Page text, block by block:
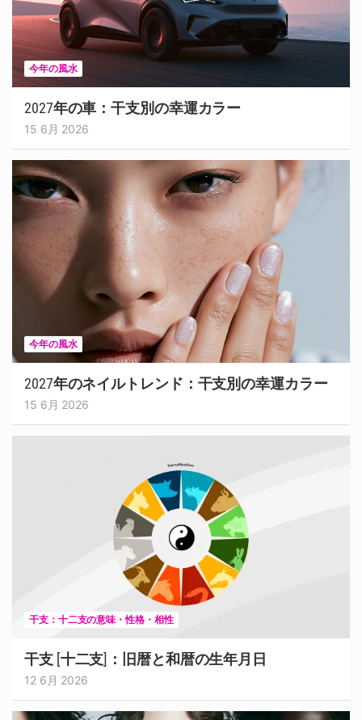
今年の風水
2027年の車：干支別の幸運カラー
15 6月 2026
今年の風水
2027年のネイルトレンド：干支別の幸運カラー
15 6月 2026
干支：十二支の意味・性格・相性
干支 [十二支]：旧暦と和暦の生年月日
12 6月 2026